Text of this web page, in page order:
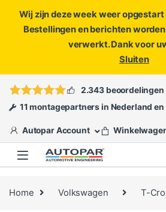
Wij zijn deze week weer
Bestellingen en berichten
verwerkt. Dank voor
Sluiten
ofopen een
2.343 beoordelingen
11 montagepartners in Nederland en
Autopar Account
Home Volkswagen T-